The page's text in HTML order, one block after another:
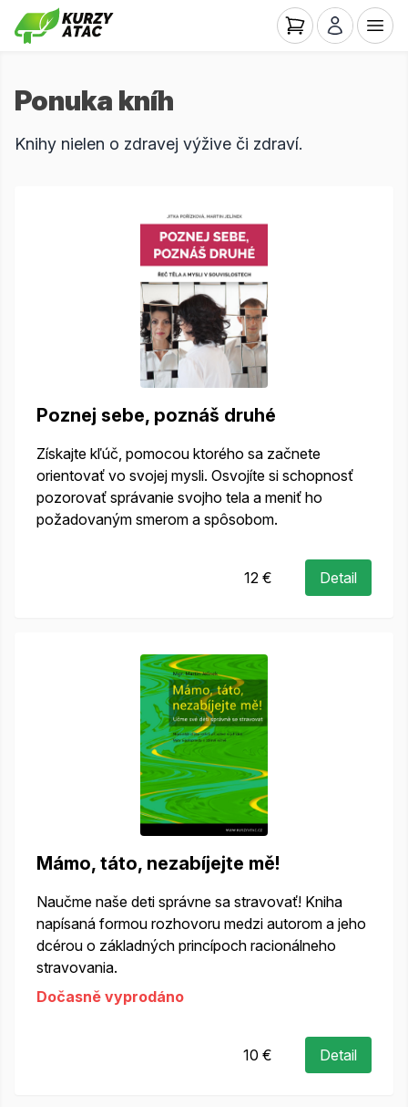
Ponuka kníh
Knihy nielen o zdravej výžive či zdraví.
Poznej sebe, poznáš druhé
Získajte kľúč, pomocou ktorého sa začnete
orientovať vo svojej mysli. Osvojíte si schopnosť
pozorovať správanie svojho tela a meniť ho
požadovaným smerom a spôsobom.
12 € Detail
Mámo, táto, nezabíjejte mě!
Naučme naše deti správne sa stravovať! Kniha
napísaná formou rozhovoru medzi autorom a jeho
dcérou o základných princípoch racionálneho
stravovania.
Dočasně vyprodáno
10 € Detail